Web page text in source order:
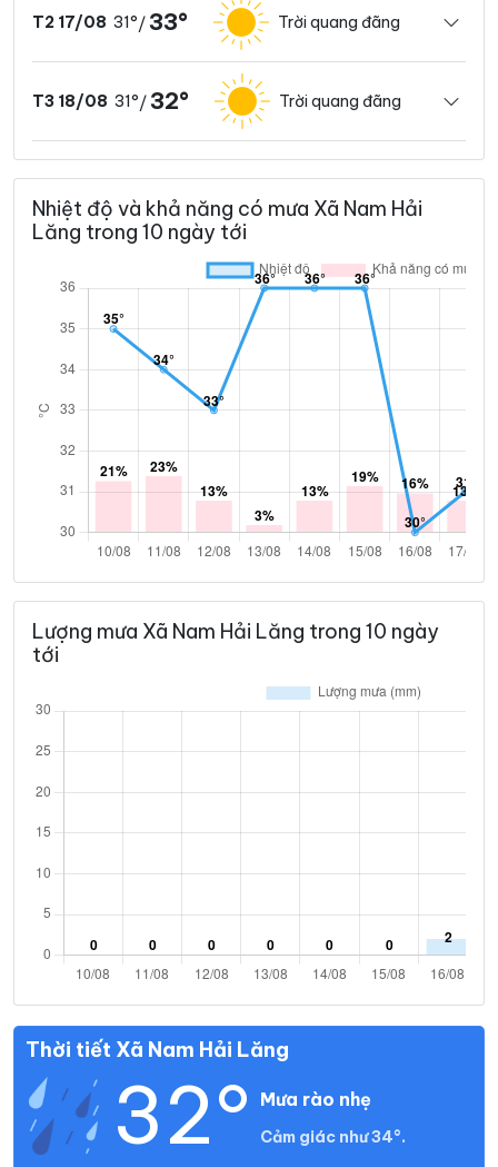
T2 17/08 31°/ 33° Trời quang đãng
T3 18/08 31°/ 32° Trời quang đãng
Nhiệt độ và khả năng có mưa Xã Nam Hải
Lăng trong 10 ngày tới
Lượng mưa Xã Nam Hải Lăng trong 10 ngày
tới
Thời tiết Xã Nam Hải Lăng
32° Mưa rào nhẹ
Cảm giác như 34°.